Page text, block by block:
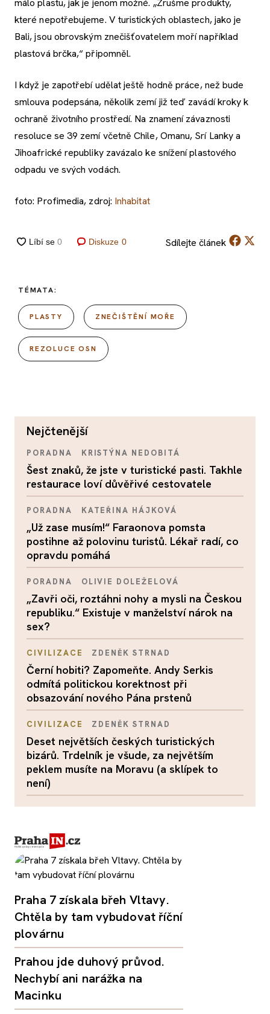
málo plastu, jak je jenom možné. „Zrušme produkty,
které nepotřebujeme. V turistických oblastech, jako je
Bali, jsou obrovským znečišťovatelem moří například
plastová brčka,“ připomněl.
I když je zapotřebí udělat ještě hodně práce, než bude
smlouva podepsána, několik zemí již teď zavádí kroky k
ochraně životního prostředí. Na znamení závaznosti
resoluce se 39 zemí včetně Chile, Omanu, Srí Lanky a
Jihoafrické republiky zavázalo ke snížení plastového
odpadu ve svých vodách.
foto: Profimedia, zdroj: Inhabitat
Diskuze 0 Sdílejte článek
TÉMATA:
PLASTY ZNEČIŠTĚNÍ MOŘE
REZOLUCE OSN
nejčtenější
PORADNA KRISTÝNA NEDOBITÁ
Šest znaků, že jste v turistické pasti. Takhle
restaurace loví důvěřivé cestovatele
PORADNA KATEŘINA HÁJKOVÁ
„Už zase musím!“ Faraonova pomsta
postihne až polovinu turistů. Lékař radí, co
opravdu pomáhá
PORADNA OLIVIE DOLEŽELOVÁ
„Zavři oči, roztáhni nohy a mysli na Českou
republiku.“ Existuje v manželství nárok na
sex?
CIVILIZACE ZDENĚK STRNAD
Černí hobiti? Zapomeňte. Andy Serkis
odmítá politickou korektnost při
obsazování nového Pána prstenů
CIVILIZACE ZDENĚK STRNAD
Deset největších českých turistických
bizárů. Trdelník je všude, za největším
peklem musíte na Moravu (a sklípek to
není)
Praha 7 získala břeh Vltavy.
Chtěla by tam vybudovat říční
plovárnu
Prahou jde duhový průvod.
Nechybí ani narážka na
Macinku